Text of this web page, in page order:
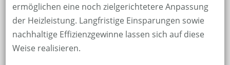
ermöglichen eine noch zielgerichtetere Anpassung
der Heizleistung. Langfristige Einsparungen sowie
nachhaltige Effizienzgewinne lassen sich auf diese
Weise realisieren.